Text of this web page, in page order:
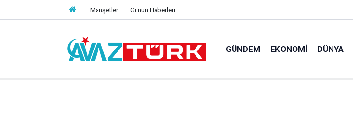
Manşetler Günün Haberleri
GÜNDEM EKONOMI DÜNYA